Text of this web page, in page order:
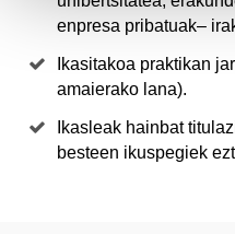
enpresa pribatuak–
Ikasitakoa praktikan
amaierako lana).
Ikasleak hainbat
besteen ikuspegiek